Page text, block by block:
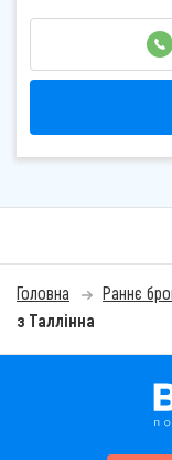
Головна Раннє
з Таллінна